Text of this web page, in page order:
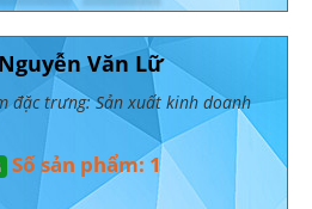
Văn Lữ
đặc trưng: Sản xuất kinh doanh
Số sản phẩm: 1